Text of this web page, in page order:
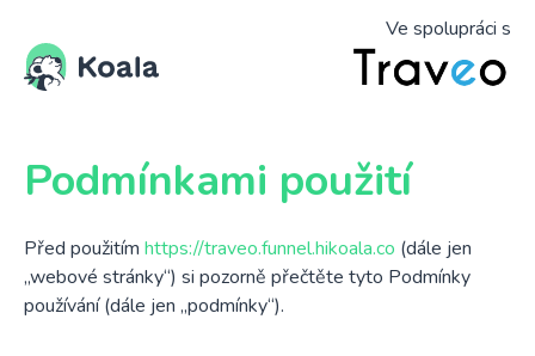
Ve spolupráci s
Podmínkami použití
Před použitím https://traveo.funnel.hikoala.co (dále jen
„webové stránky“) si pozorně přečtěte tyto Podmínky
používání (dále jen „podmínky“).